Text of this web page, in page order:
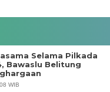
Selama Pilkada
Bawaslu Belitung
WIB